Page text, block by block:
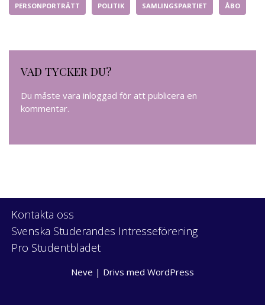
PERSONPORTRÄTT POLITIK SAMLINGSPARTIET ÅBO
VAD TYCKER DU?
Du måste vara inloggad för att publicera en
kommentar.
Kontakta oss
Svenska Studerandes Intresseförening
Pro Studentbladet
Neve | Drivs med WordPress